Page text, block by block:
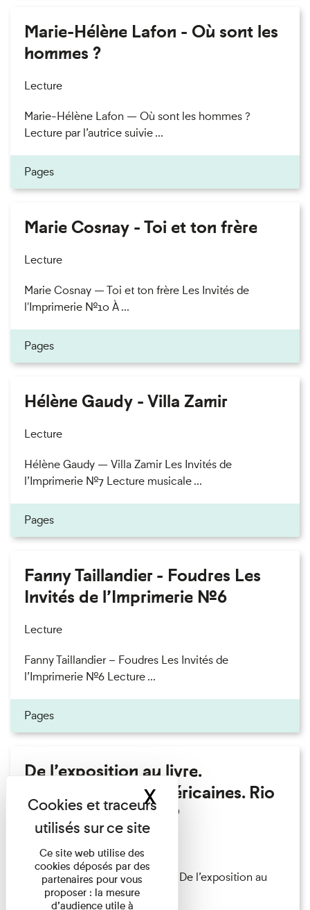
Marie-Hélène Lafon - Où sont les
hommes ?
Lecture
Marie-Hélène Lafon — Où sont les hommes ?
Lecture par l’autrice suivie ...
Pages
Marie Cosnay - Toi et ton frère
Lecture
Marie Cosnay — Toi et ton frère Les Invités de
l'Imprimerie n°10 À ...
Pages
Hélène Gaudy - Villa Zamir
Lecture
Hélène Gaudy — Villa Zamir Les Invités de
l’Imprimerie n°7 Lecture musicale ...
Pages
Fanny Taillandier - Foudres Les
Invités de l’Imprimerie n°6
Lecture
Fanny Taillandier – Foudres Les Invités de
l’Imprimerie n°6 Lecture ...
Pages
De l’exposition au livre.
Modernités sud-américaines. Rio
– Buenos Aires 1909
Lecture
Les Invités de l’Imprimerie n°8. De l’exposition au
livre. Modernités ...
Ce site web utilise des
cookies déposés par des
partenaires pour vous
proposer : la mesure
d’audience utile à
XMasquer le